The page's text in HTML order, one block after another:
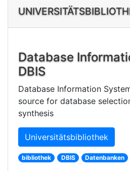
e
o
Database
DBIS
Database Information
source for database
synthesis
Universitätsbibliothek
bibliothek DBIS Datenbanken